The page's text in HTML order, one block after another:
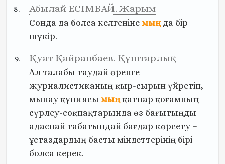
Абылай ЕСІМБАЙ. Жарым
Сонда да болса келгеніне мың да бір
шүкір.
Қуат Қайранбаев. Құштарлық
Ал талабы таудай өренге
журналистиканың қыр-сырын үйретіп,
мынау құпиясы мың қатпар қоғамның
сүрлеу-соқпақтарында өз бағытыңды
адаспай табатындай бағдар көрсету –
ұстаздардың басты міндеттерінің бірі
болса керек.